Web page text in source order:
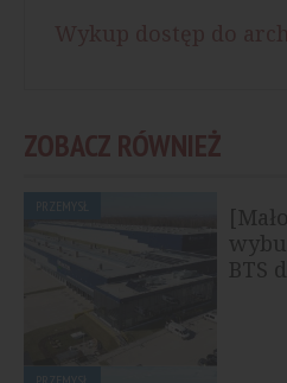
ZOBACZ RÓWNIEŻ
BTS